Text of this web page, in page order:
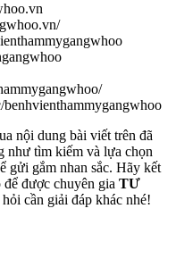
nội dung bài viết trên đã
như tìm kiếm và lựa chọn
gửi gắm nhan sắc. Hãy kết
được chuyên gia TƯ
cần giải đáp khác nhé!